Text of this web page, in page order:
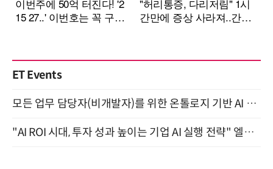
ET Events
모든 업무 담당자(비개발자)를 위한 온톨로지 기반 AI 지식체계 설계 1-day 워크숍 8월 20일 개최
"AI ROI 시대, 투자 성과 높이는 기업 AI 실행 전략" 엘타워 6층 (9월 18일)